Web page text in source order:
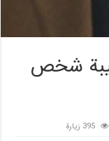
غيبة شخص
395 زيارة